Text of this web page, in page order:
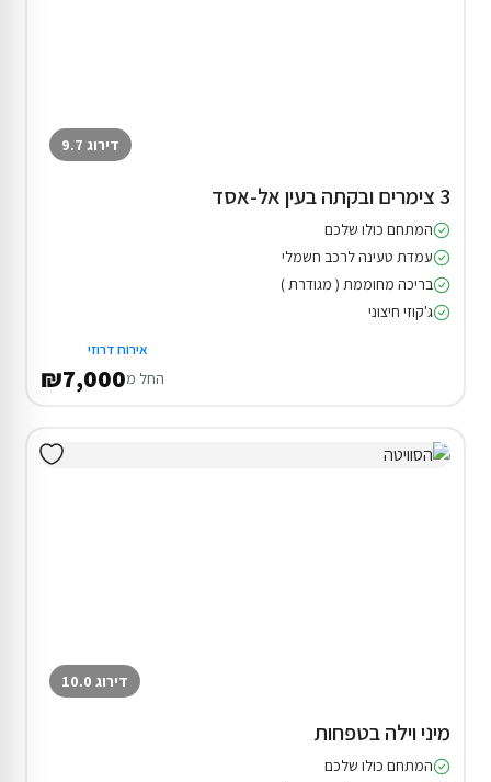
דירוג 9.7
3 צימרים ובקתה בעין אל-אסד
המתחם כולו שלכם
עמדת טעינה לרכב חשמלי
בריכה מחוממת ( מגודרת )
ג'קוזי חיצוני
אירוח דרוזי
החל מ₪7,000
דירוג 10.0
מיני וילה בטפחות
המתחם כולו שלכם